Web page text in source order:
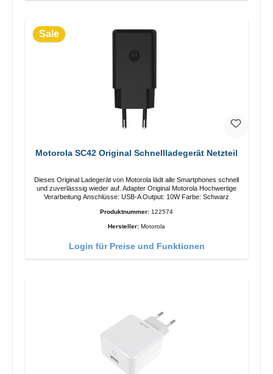
Sale
Motorola SC42 Original Schnellladegerät Netzteil
Dieses Original Ladegerät von Motorola lädt alle Smartphones schnell
und zuverlässsig wieder auf. Adapter Original Motorola Hochwertige
Verarbeitung Anschlüsse: USB-A Output: 10W Farbe: Schwarz
Produktnummer: 122574
Hersteller: Motorola
Login für Preise und Funktionen